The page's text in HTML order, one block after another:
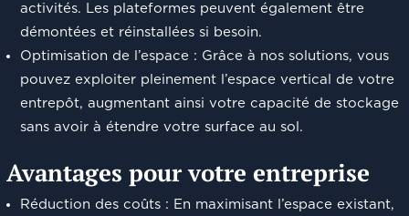
activités. Les plateformes peuvent également être
démontées et réinstallées si besoin.
Optimisation de l’espace : Grâce à nos solutions, vous
pouvez exploiter pleinement l’espace vertical de votre
entrepôt, augmentant ainsi votre capacité de stockage
sans avoir à étendre votre surface au sol.
Avantages pour votre entreprise
Réduction des coûts : En maximisant l’espace existant,